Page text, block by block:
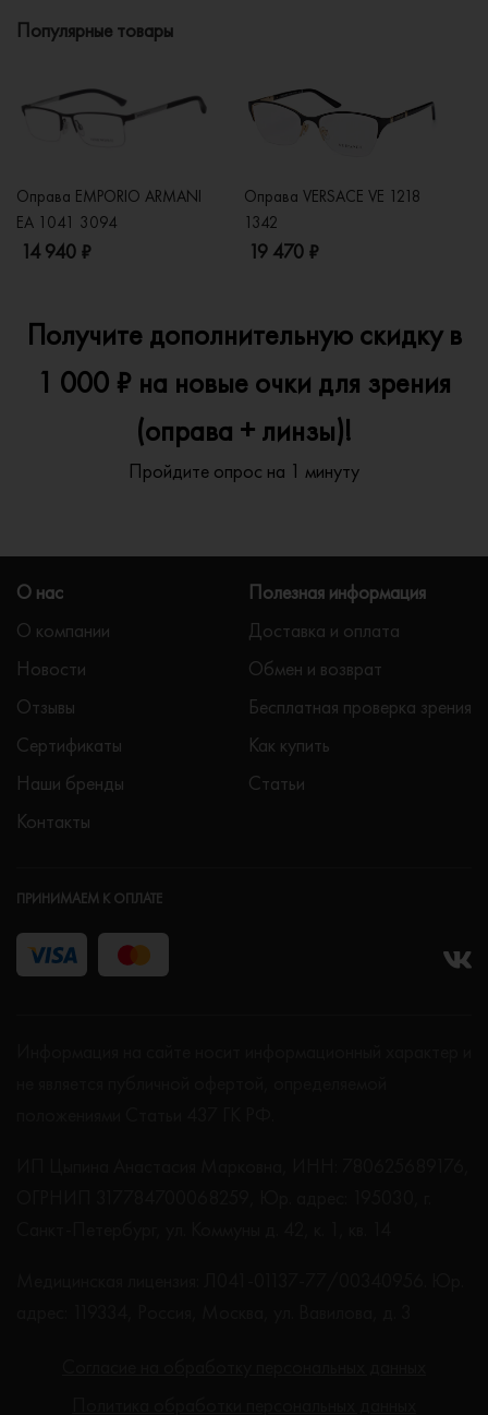
Популярные товары
Оправа EMPORIO ARMANI
EA 1041 3094
14 940 ₽
Оправа VERSACE VE 1218
1342
19 470 ₽
Получите дополнительную скидку в
1 000 ₽ на новые очки для зрения
(оправа + линзы)!
Пройдите опрос на 1 минуту
О нас
О компании
Новости
Отзывы
Сертификаты
Наши бренды
Контакты
Полезная информация
Доставка и оплата
Обмен и возврат
Бесплатная проверка зрения
Как купить
Статьи
ПРИНИМАЕМ К ОПЛАТЕ